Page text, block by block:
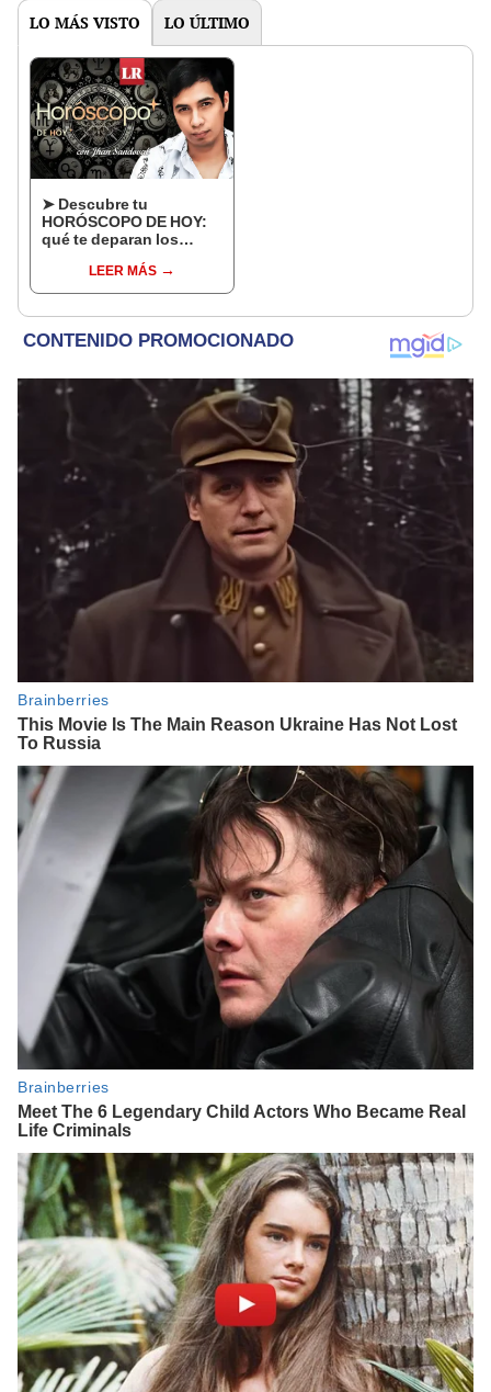
LO MÁS VISTO LO ÚLTIMO
➤ Descubre tu
HORÓSCOPO DE HOY:
qué te deparan los
agosto, según Jhan
Sandoval
LEER MÁS